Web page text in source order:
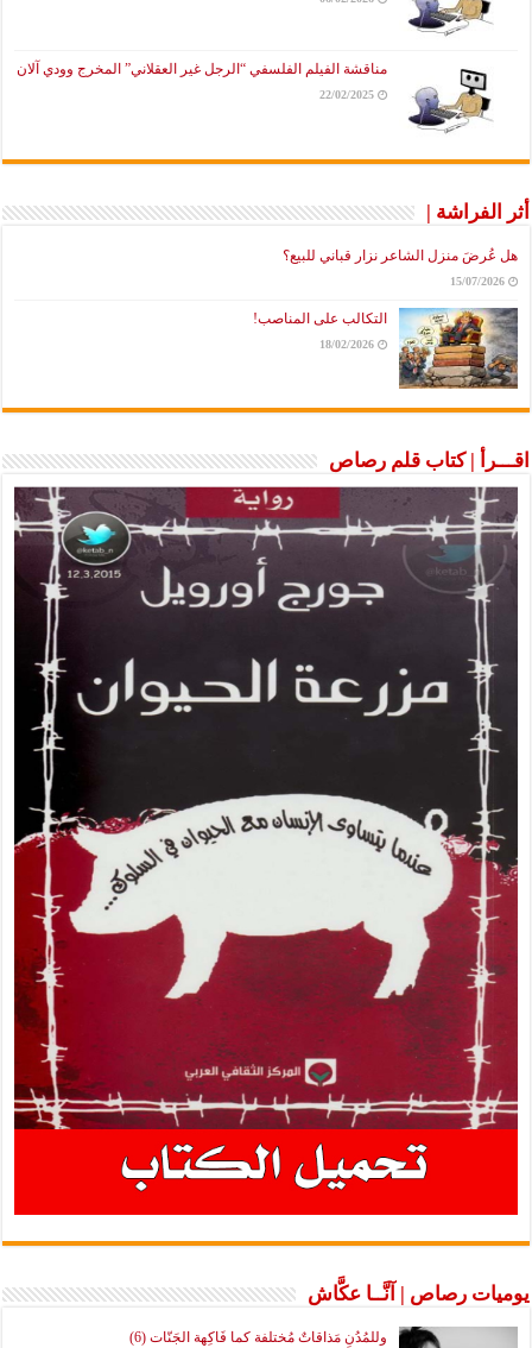
مناقشة الفيلم الفلسفي “الرجل غير العقلاني” المخرج وودي آلان
22/02/2025
أثر الفراشة |
هل عُرضَ منزل الشاعر نزار قباني للبيع؟
15/07/2026
التكالب على المناصب!
18/02/2026
اقـــرأ | كتاب قلم رصاص
يوميات رصاص | آنَّــا عكَّاش
وللمُدُنِ مَذاقاتٌ مُختلفة كما فَاكِهة الجَنّات (6)